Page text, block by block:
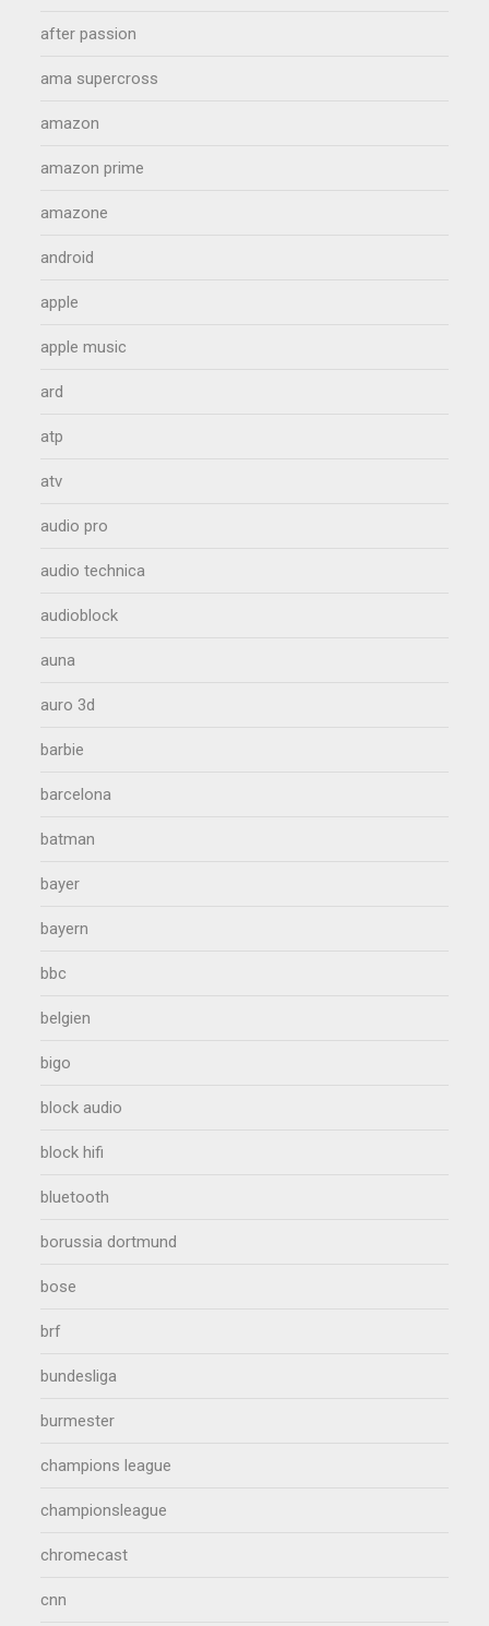
after passion
ama supercross
amazon
amazon prime
amazone
android
apple
apple music
ard
atp
atv
audio pro
audio technica
audioblock
auna
auro 3d
barbie
barcelona
batman
bayer
bayern
bbc
belgien
bigo
block audio
block hifi
bluetooth
borussia dortmund
bose
brf
bundesliga
burmester
champions league
championsleague
chromecast
cnn